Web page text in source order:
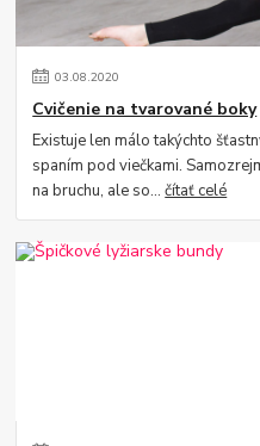
03.08.2020
Cvičenie na tvarované boky
Existuje len málo takýchto
spaním pod viečkami.
na bruchu, ale so...čítať celé